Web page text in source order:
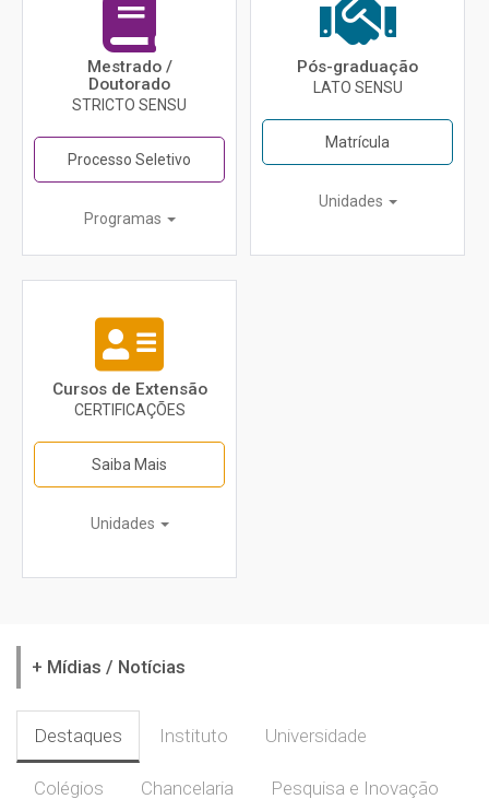
Mestrado /
Doutorado
STRICTO SENSU
Processo Seletivo
Programas
Pós-graduação
LATO SENSU
Matrícula
Unidades
Cursos de Extensão
CERTIFICAÇÕES
Saiba Mais
Unidades
+ Mídias / Notícias
Destaques Instituto Universidade
Colégios Chancelaria Pesquisa e Inovação